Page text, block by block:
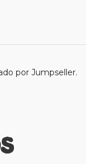
por Jumpseller.